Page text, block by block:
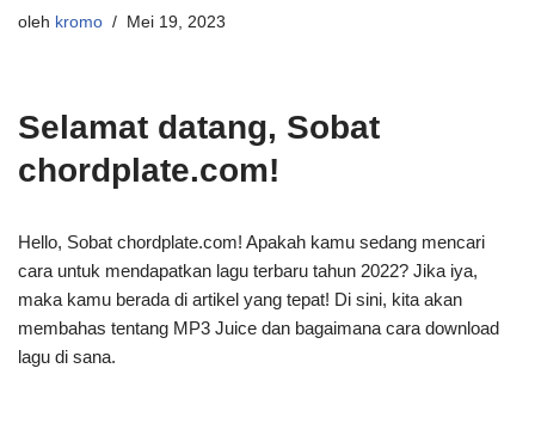
oleh kromo Mei 19, 2023
Selamat datang, Sobat
chordplate.com!
Hello, Sobat chordplate.com! Apakah kamu sedang mencari
cara untuk mendapatkan lagu terbaru tahun 2022? Jika iya,
maka kamu berada di artikel yang tepat! Di sini, kita akan
membahas tentang MP3 Juice dan bagaimana cara download
lagu di sana.